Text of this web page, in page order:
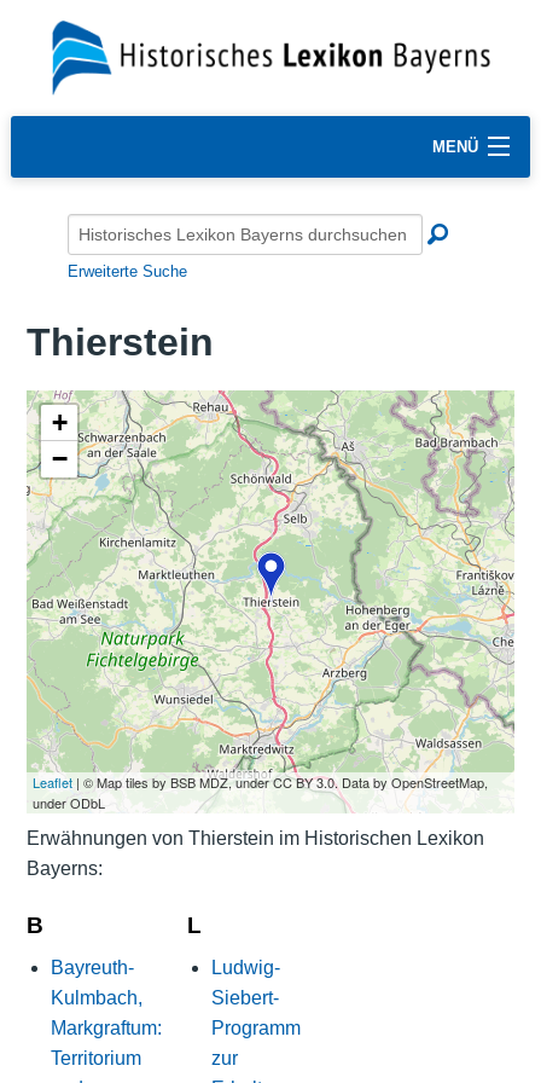
MENÜ
Erweiterte Suche
Thierstein
+
−
Leaflet| © Map tiles by BSB MDZ, under CC BY 3.0. Data by OpenStreetMap,
under ODbL
Erwähnungen von Thierstein im Historischen Lexikon
Bayerns:
B
Bayreuth-
Kulmbach,
Markgraftum:
Territorium
L
Ludwig-
Siebert-
Programm
zur